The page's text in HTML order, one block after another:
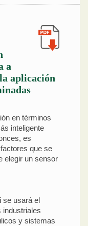
a
aplicación
en términos
inteligente
es
que se
elegir un sensor
se usará el
industriales
y sistemas